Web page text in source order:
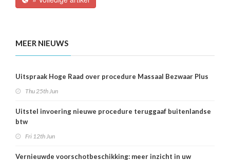
MEER NIEUWS
Uitspraak Hoge Raad over procedure Massaal Bezwaar Plus
Thu 25th Jun
Uitstel invoering nieuwe procedure teruggaaf buitenlandse
btw
Fri 12th Jun
Vernieuwde voorschotbeschikking: meer inzicht in uw